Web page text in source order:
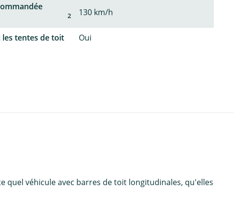
2 130 km/h
tentes de toit Oui
quel véhicule avec barres de toit longitudinales, qu'elles